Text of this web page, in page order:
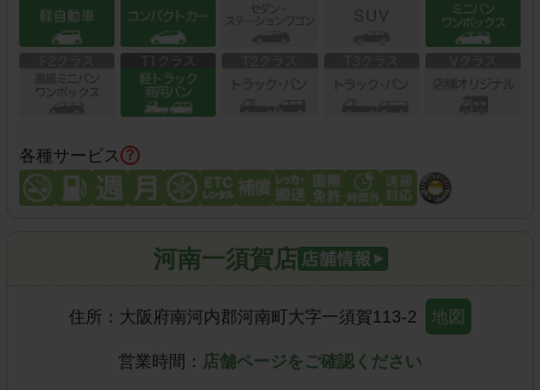
各種サービス
河南一須賀店
住所： 大阪府南河内郡河南町大字一須賀113-2 地図
営業時間： 店舗ページをご確認ください